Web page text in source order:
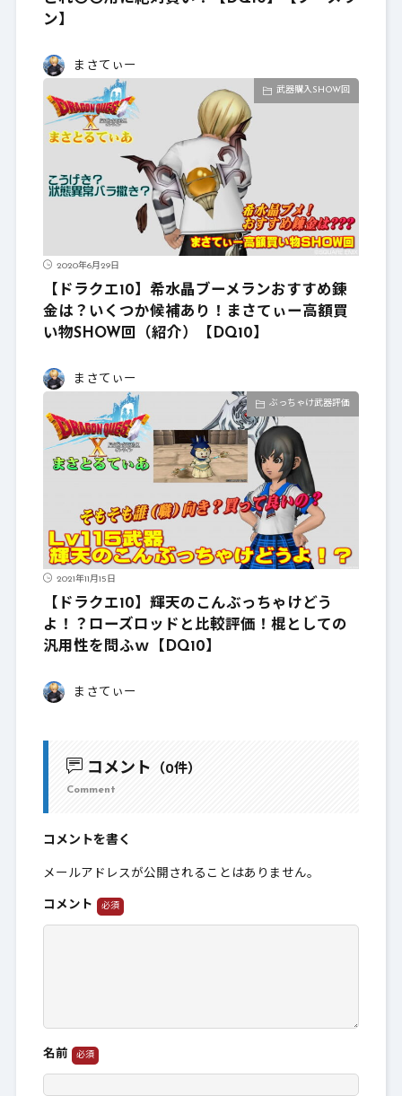
ン】
まさてぃー
武器購入SHOW回
2020年6月29日
【ドラクエ10】希水晶ブーメランおすすめ錬
金は？いくつか候補あり！まさてぃー高額買
い物SHOW回（紹介）【DQ10】
まさてぃー
ぶっちゃけ武器評価
2021年11月15日
【ドラクエ10】輝天のこんぶっちゃけどう
よ！？ローズロッドと比較評価！棍としての
汎用性を問ふｗ【DQ10】
まさてぃー
コメント （0件）
Comment
コメントを書く
メールアドレスが公開されることはありません。
コメント
名前